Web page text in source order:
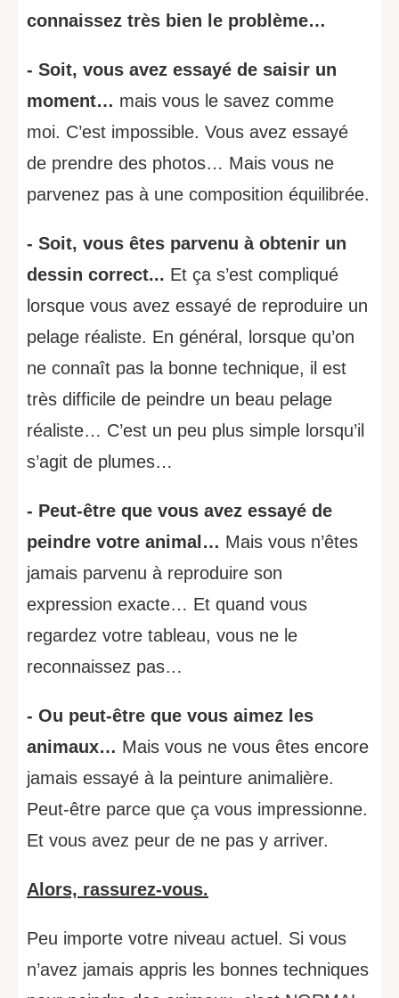
connaissez très bien le problème…
- Soit, vous avez essayé de saisir un
moment… mais vous le savez comme
moi. C’est impossible. Vous avez essayé
de prendre des photos… Mais vous ne
parvenez pas à une composition équilibrée.
- Soit, vous êtes parvenu à obtenir un
dessin correct... Et ça s’est compliqué
lorsque vous avez essayé de reproduire un
pelage réaliste. En général, lorsque qu’on
ne connaît pas la bonne technique, il est
très difficile de peindre un beau pelage
réaliste… C’est un peu plus simple lorsqu’il
s’agit de plumes…
- Peut-être que vous avez essayé de
peindre votre animal… Mais vous n’êtes
jamais parvenu à reproduire son
expression exacte… Et quand vous
regardez votre tableau, vous ne le
reconnaissez pas…
- Ou peut-être que vous aimez les
animaux… Mais vous ne vous êtes encore
jamais essayé à la peinture animalière.
Peut-être parce que ça vous impressionne.
Et vous avez peur de ne pas y arriver.
Alors, rassurez-vous.
Peu importe votre niveau actuel. Si vous
n’avez jamais appris les bonnes techniques